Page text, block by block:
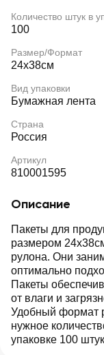
Количество штук в
100
Размер/Формат
24х38см
Вид упаковки
Бумажная лента
Страна
Россия
Артикул
810001595
Описание
Пакеты для
размером
рулона. Они
оптимально
Пакеты
от влаги и
Удобный формат
нужное
упаковке 100